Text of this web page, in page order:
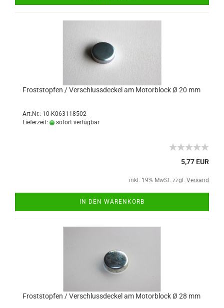
Froststopfen / Verschlussdeckel am Motorblock Ø 20 mm
Art.Nr.: 10-K063118502
Lieferzeit:
sofort verfügbar
5,77 EUR
inkl. 19% MwSt. zzgl. Versand
IN DEN WARENKORB
Froststopfen / Verschlussdeckel am Motorblock Ø 28 mm